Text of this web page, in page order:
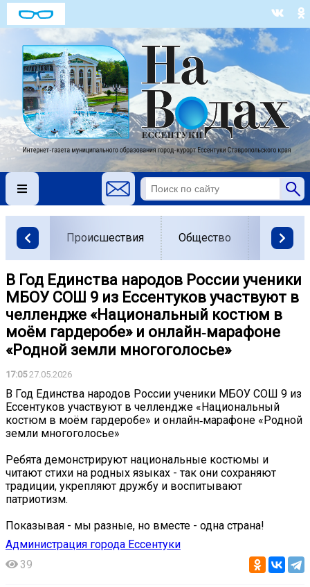
Происшествия Общество Власть
В Год Единства народов России ученики
МБОУ СОШ 9 из Ессентуков участвуют в
челлендже «Национальный костюм в
моём гардеробе» и онлайн‑марафоне
«Родной земли многоголосье»
17:0527.05.2026
В Год Единства народов России ученики МБОУ СОШ 9 из
Ессентуков участвуют в челлендже «Национальный
костюм в моём гардеробе» и онлайн‑марафоне «Родной
земли многоголосье»
Ребята демонстрируют национальные костюмы и
читают стихи на родных языках - так они сохраняют
традиции, укрепляют дружбу и воспитывают
патриотизм.
Показывая - мы разные, но вместе - одна страна!
Администрация города Ессентуки
39